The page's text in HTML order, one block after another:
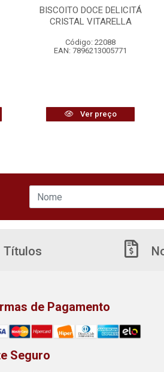
BISCOITO DOCE DELICITÁ
CRISTAL VITARELLA
Código: 22088
EAN: 7896213005771
Ver preço
Títulos
de Pagamento
Seguro